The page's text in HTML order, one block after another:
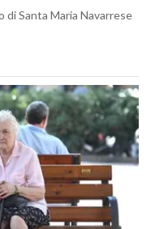
di Santa Maria Navarrese